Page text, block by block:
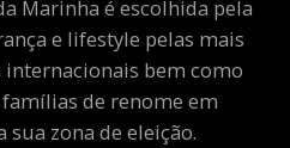
Marinha é escolhida pela
e lifestyle pelas mais
bem como
de renome em
sua zona de eleição.